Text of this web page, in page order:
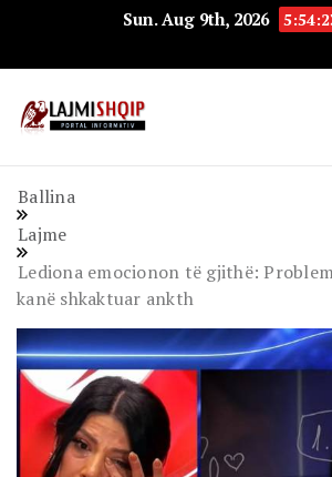
Sun. Aug 9th, 2026
Ballina
Lajme
Lediona emocionon të gjithë:
kanë shkaktuar ankth